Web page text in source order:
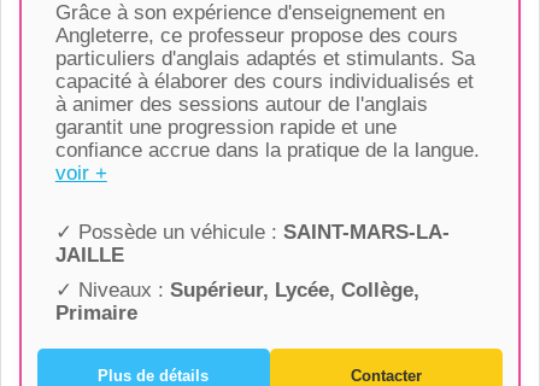
Grâce à son expérience d'enseignement en
Angleterre, ce professeur propose des cours
particuliers d'anglais adaptés et stimulants. Sa
capacité à élaborer des cours individualisés et
à animer des sessions autour de l'anglais
garantit une progression rapide et une
confiance accrue dans la pratique de la langue.
voir +
✓ Possède un véhicule : SAINT-MARS-LA-
JAILLE
✓ Niveaux : Supérieur, Lycée, Collège,
Primaire
Plus de détails Contacter